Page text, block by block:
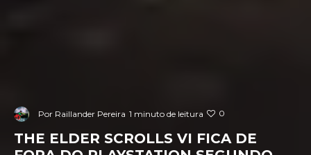
Por Raillander Pereira 1 minuto de leitura 0
THE ELDER SCROLLS VI FICA DE